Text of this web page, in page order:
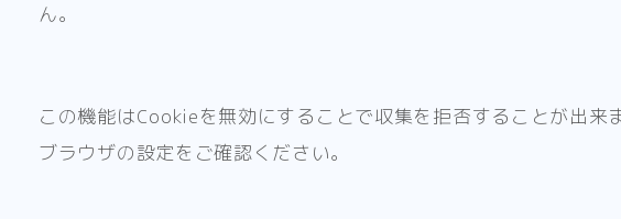
ん。
この機能はCookieを無効にすることで収集を拒否することが出来
ブラウザの設定をご確認ください。